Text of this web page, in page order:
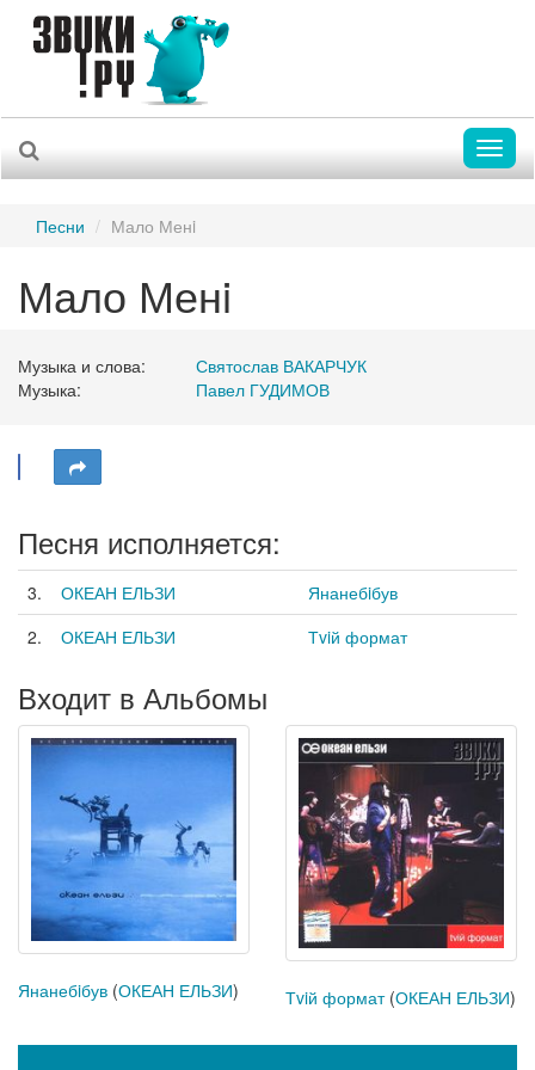
Песни Мало Менi
Мало Менi
Музыка и слова:
Святослав ВАКАРЧУК
Музыка:
Павел ГУДИМОВ
Песня исполняется:
3. ОКЕАН ЕЛЬЗИ
Янанебiбув
2.
ОКЕАН ЕЛЬЗИ Тviй формат
Входит в Альбомы
Янанебiбув (ОКЕАН ЕЛЬЗИ) Тviй формат (ОКЕАН ЕЛЬЗИ)